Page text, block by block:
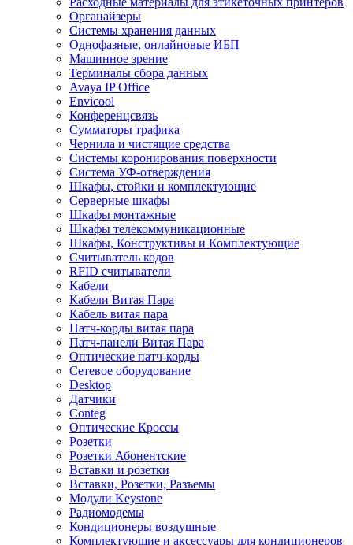
Органайзеры
Системы хранения данных
Однофазные, онлайновые ИБП
Машинное зрение
Терминалы сбора данных
Avaya IP Office
Envicool
Конференцсвязь
Сумматоры трафика
Чернила и чистящие средства
Системы коронирования поверхности
Cистема УФ-отверждения
Шкафы, стойки и комплектующие
Серверные шкафы
Шкафы монтажные
Шкафы телекоммуникационные
Шкафы, Конструктивы и Комплектующие
Считыватель кодов
RFID считыватели
Кабели
Кабели Витая Пара
Кабель витая пара
Патч-корды витая пара
Патч-панели Витая Пара
Оптические патч-корды
Сетевое оборудование
Desktop
Датчики
Conteg
Оптические Кроссы
Розетки
Розетки Абонентские
Вставки и розетки
Вставки, Розетки, Разъемы
Модули Keystone
Радиомодемы
Кондиционеры воздушные
Комплектующие и аксессуары для кондиционеров